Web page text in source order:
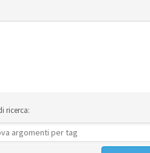
ricerca: